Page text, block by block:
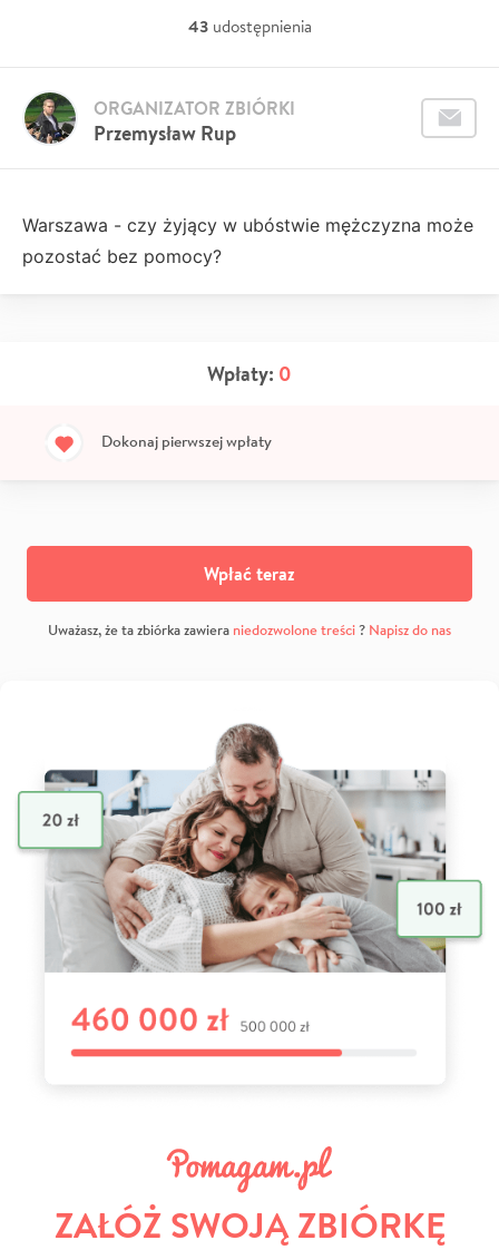
43 udostępnienia
Przemysław Rup
ORGANIZATOR ZBIÓRKI
Warszawa - czy żyjący w ubóstwie mężczyzna może
pozostać bez pomocy?
Wpłaty: 0
Dokonaj pierwszej wpłaty
Wpłać teraz
Uważasz, że ta zbiórka zawiera niedozwolone treści? Napisz do nas
ZAŁÓŻ SWOJĄ ZBIÓRKĘ